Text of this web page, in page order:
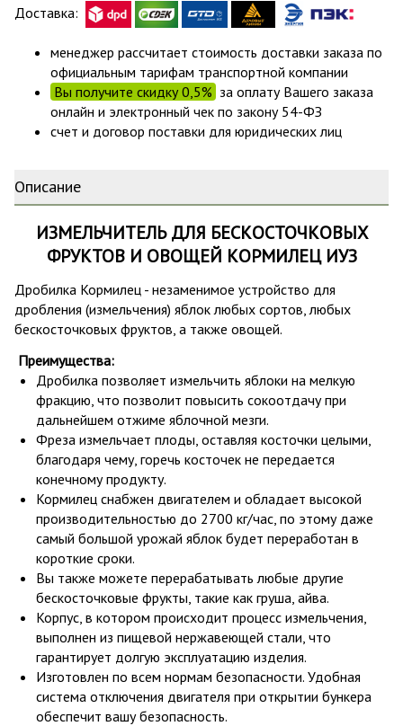
Доставка:
менеджер рассчитает стоимость доставки заказа по
официальным тарифам транспортной компании
Вы получите скидку 0,5% за оплату Вашего заказа
онлайн и электронный чек по закону 54-ФЗ
счет и договор поставки для юридических лиц
Описание
ИЗМЕЛЬЧИТЕЛЬ ДЛЯ БЕСКОСТОЧКОВЫХ
ФРУКТОВ И ОВОЩЕЙ КОРМИЛЕЦ ИУЗ
Дробилка Кормилец - незаменимое устройство для
дробления (измельчения) яблок любых сортов, любых
бескосточковых фруктов, а также овощей.
Преимущества:
Дробилка позволяет измельчить яблоки на мелкую
фракцию, что позволит повысить сокоотдачу при
дальнейшем отжиме яблочной мезги.
Фреза измельчает плоды, оставляя косточки целыми,
благодаря чему, горечь косточек не передается
конечному продукту.
Кормилец снабжен двигателем и обладает высокой
производительностью до 2700 кг/час, по этому даже
самый большой урожай яблок будет переработан в
короткие сроки.
Вы также можете перерабатывать любые другие
бескосточковые фрукты, такие как груша, айва.
Корпус, в котором происходит процесс измельчения,
выполнен из пищевой нержавеющей стали, что
гарантирует долгую эксплуатацию изделия.
Изготовлен по всем нормам безопасности. Удобная
система отключения двигателя при открытии бункера
обеспечит вашу безопасность.